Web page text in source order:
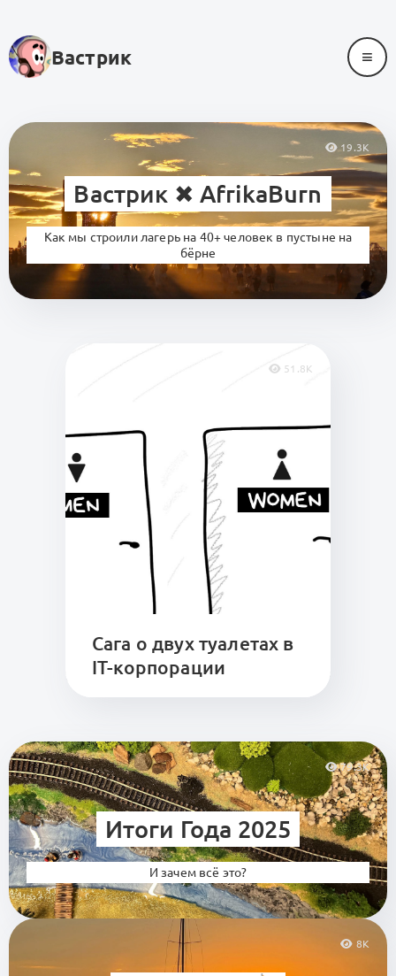
Вастрик ≡
19.3K
Вастрик ✖︎ AfrikaBurn
Как мы строили лагерь на 40+ человек в пустыне на
бёрне
51.8K
Сага о двух туалетах в
IT-корпорации
79.3K
Итоги Года 2025
И зачем всё это?
8K